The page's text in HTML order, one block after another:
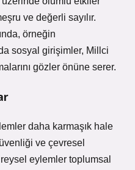
ve değerli sayılır.
örneğin
sosyal girişimler, Millci
gözler önüne serer.
daha karmaşık hale
ve çevresel
eylemler toplumsal